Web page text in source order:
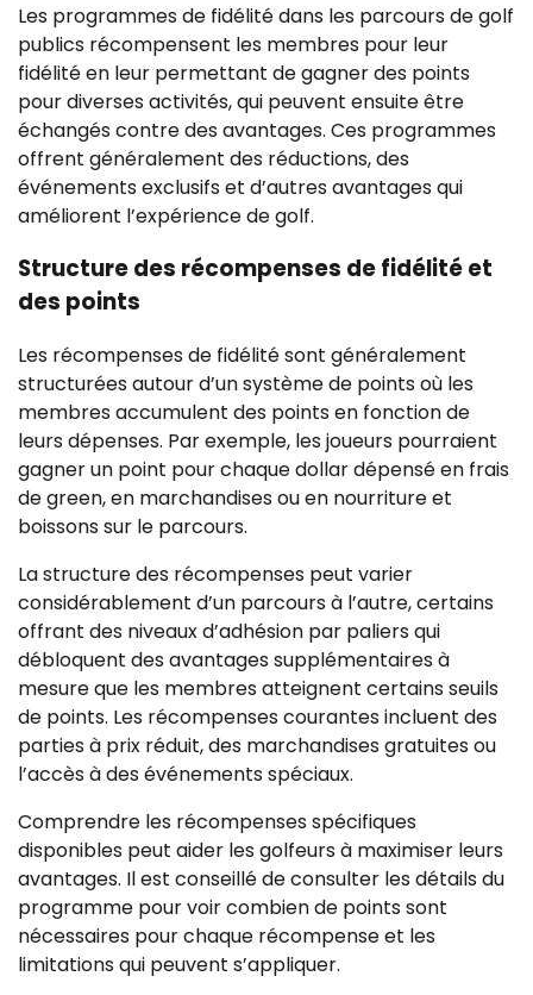
Les programmes de fidélité dans les parcours de golf
publics récompensent les membres pour leur
fidélité en leur permettant de gagner des points
pour diverses activités, qui peuvent ensuite être
échangés contre des avantages. Ces programmes
offrent généralement des réductions, des
événements exclusifs et d’autres avantages qui
améliorent l’expérience de golf.
Structure des récompenses de fidélité et
des points
Les récompenses de fidélité sont généralement
structurées autour d’un système de points où les
membres accumulent des points en fonction de
leurs dépenses. Par exemple, les joueurs pourraient
gagner un point pour chaque dollar dépensé en frais
de green, en marchandises ou en nourriture et
boissons sur le parcours.
La structure des récompenses peut varier
considérablement d’un parcours à l’autre, certains
offrant des niveaux d’adhésion par paliers qui
débloquent des avantages supplémentaires à
mesure que les membres atteignent certains seuils
de points. Les récompenses courantes incluent des
parties à prix réduit, des marchandises gratuites ou
l’accès à des événements spéciaux.
Comprendre les récompenses spécifiques
disponibles peut aider les golfeurs à maximiser leurs
avantages. Il est conseillé de consulter les détails du
programme pour voir combien de points sont
nécessaires pour chaque récompense et les
limitations qui peuvent s’appliquer.